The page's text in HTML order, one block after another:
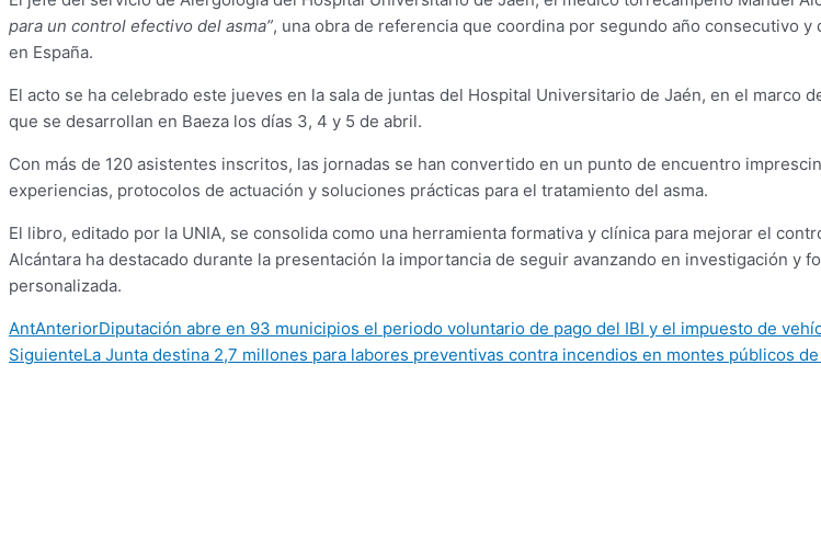
para un control efectivo del asma”, una obra de referencia que coordina por segundo año consecutivo
en España.
El acto se ha celebrado este jueves en la sala de juntas del Hospital Universitario de Jaén, en el marco
que se desarrollan en Baeza los días 3, 4 y 5 de abril.
Con más de 120 asistentes inscritos, las jornadas se han convertido en un punto de encuentro
experiencias, protocolos de actuación y soluciones prácticas para el tratamiento del asma.
El libro, editado por la UNIA, se consolida como una herramienta formativa y clínica para mejorar el
Alcántara ha destacado durante la presentación la importancia de seguir avanzando en investigación y
personalizada.
AntAnteriorDiputación abre en 93 municipios el periodo voluntario de pago del IBI y el impuesto de
SiguienteLa Junta destina 2,7 millones para labores preventivas contra incendios en montes públicos